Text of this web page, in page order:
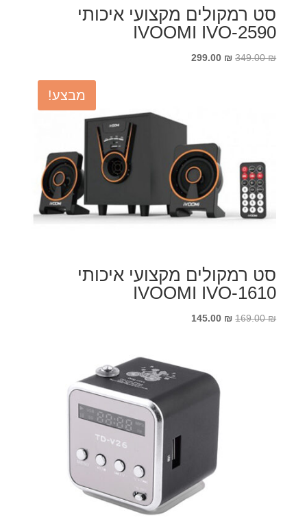
סט רמקולים מקצועי איכותי
IVOOMI IVO-2590
349.00₪
המחיר
299.00 ₪
המחיר
מבצע!
סט רמקולים מקצועי איכותי
IVOOMI IVO-1610
169.00₪
המחיר
145.00 ₪
המחיר
145.00 ₪.